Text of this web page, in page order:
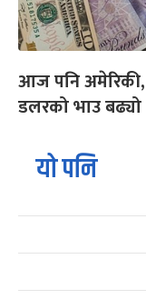
आज पनि अमेरिकी,
डलरको भाउ बढ्यो
यो पनि